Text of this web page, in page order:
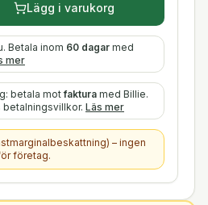
Lägg i varukorg
Betala inom 60 dagar med
mer
betala motfaktura med Billie.
betalningsvillkor. Läs mer
– ingen
företag.